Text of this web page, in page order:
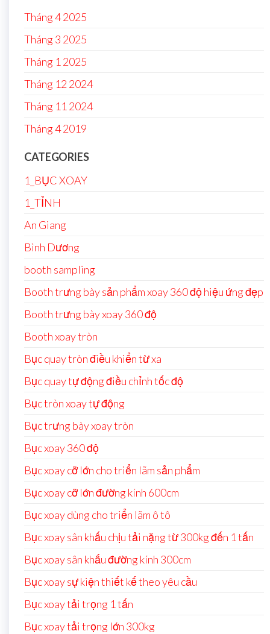
Tháng 4 2025
Tháng 3 2025
Tháng 1 2025
Tháng 12 2024
Tháng 11 2024
Tháng 4 2019
CATEGORIES
1_BỤC XOAY
1_TỈNH
An Giang
Bình Dương
booth sampling
Booth trưng bày sản phẩm xoay 360 độ hiệu ứng đẹp
Booth trưng bày xoay 360 độ
Booth xoay tròn
Bục quay tròn điều khiển từ xa
Bục quay tự động điều chỉnh tốc độ
Bục tròn xoay tự động
Bục trưng bày xoay tròn
Bục xoay 360 độ
Bục xoay cỡ lớn cho triển lãm sản phẩm
Bục xoay cỡ lớn đường kính 600cm
Bục xoay dùng cho triển lãm ô tô
Bục xoay sân khấu chịu tải nặng từ 300kg đến 1 tấn
Bục xoay sân khấu đường kính 300cm
Bục xoay sự kiện thiết kế theo yêu cầu
Bục xoay tải trọng 1 tấn
Bục xoay tải trọng lớn 300kg